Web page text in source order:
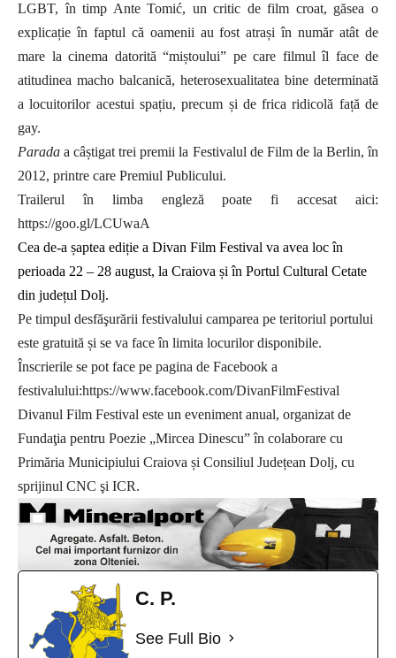
LGBT, în timp Ante Tomić, un critic de film croat, găsea o
explicație în faptul că oamenii au fost atrași în număr atât de
mare la cinema datorită “miștoului” pe care filmulîl face de
atitudinea macho balcanică, heterosexualitatea bine determinată
a locuitorilor acestui spațiu, precum și de frica ridicolă față de
gay.
Parada a câștigat trei premii la Festivalul de Film de la Berlin, în
2012, printre care Premiul Publicului.
Trailerul în limba engleză poate fi accesat aici:
https://goo.gl/LCUwaA
Cea de-a șaptea ediție a Divan Film Festival va avea loc în
perioada 22 – 28 august, la Craiova și în Portul Cultural Cetate
din județul Dolj.
Pe timpul desfăşurării festivalului camparea pe teritoriul portului
este gratuită și se va face în limita locurilor disponibile.
Înscrierile se pot face pe pagina de Facebook a
festivalului:https://www.facebook.com/DivanFilmFestival
Divanul Film Festival este un eveniment anual, organizat de
Fundaţia pentru Poezie „Mircea Dinescu” în colaborare cu
Primăria Municipiului Craiova și Consiliul Județean Dolj, cu
sprijinul CNC şi ICR.
C. P.
See Full Bio